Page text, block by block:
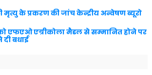
की मृत्यु के प्रकरण की जांच केन्द्रीय अन्वेषण ब्यूरो
को एफएओ एग्रीकोला मैडल से सम्मानित होने पर
दी बधाई